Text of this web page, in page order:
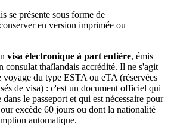
se présente sous forme de
en version imprimée ou
visa électronique à part entière, émis
consulat thaïlandais accrédité. Il ne s'agit
voyage du type ESTA ou eTA (réservées
de visa) : c'est un document officiel qui
le passeport et qui est nécessaire pour
excède 60 jours ou dont la nationalité
automatique.